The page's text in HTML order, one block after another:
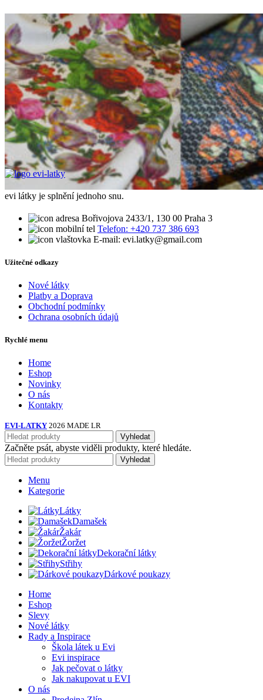
evi látky je splnění jednoho snu.
Bořivojova 2433/1, 130 00 Praha 3
Telefon: +420 737 386 693
E-mail: evi.latky@gmail.com
Užitečné odkazy
Nové látky
Platby a Doprava
Obchodní podmínky
Ochrana osobních údajů
Rychlé menu
Home
Eshop
Novinky
O nás
Kontakty
EVI-LATKY 2026 MADE LR
Vyhledat
Začněte psát, abyste viděli produkty, které hledáte.
Vyhledat
Menu
Kategorie
Látky
Damašek
Žakár
Žoržet
Dekorační látky
Střihy
Dárkové poukazy
Home
Eshop
Slevy
Nové látky
Rady a Inspirace
Škola látek u Evi
Evi inspirace
Jak pečovat o látky
Jak nakupovat u EVI
O nás